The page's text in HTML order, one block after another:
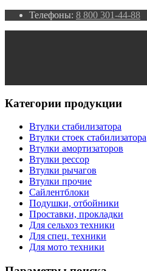
Телефоны: 8 800 301-44-88
Категории продукции
Втулки стабилизатора
Втулки стоек стабилизатора
Втулки амортизаторов
Втулки рессор
Втулки рычагов
Втулки прочие
Сайлентблоки
Подушки, отбойники
Проставки, прокладки
Для сельхоз техники
Для спец. техники
Для мото техники